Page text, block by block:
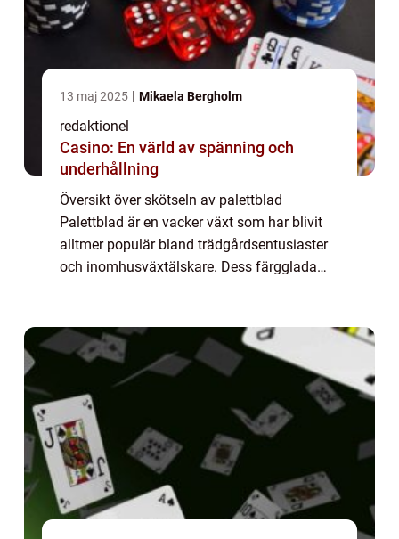
13 maj 2025 Mikaela Bergholm
redaktionel
Casino: En värld av spänning och
underhållning
Översikt över skötseln av palettblad
Palettblad är en vacker växt som har blivit
alltmer populär bland trädgårdsentusiaster
och inomhusväxtälskare. Dess färgglada